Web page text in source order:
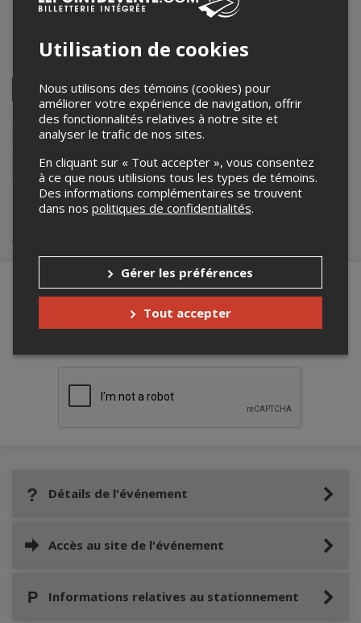
microbrasserie La Veillée
Facebook LinkedinPinterestEnvoyer
par
courriel
Lepointdevente.com agit à titre de mandataire pour
La Veilléedans le cadre de l’affichage en ligne et la vente de billets
pour ses événements.
Pour plus d’information à propos de cet événement, veuillez
contacter l’organisateur de l’événement,Microbrasserie La Veillée
alexia@microlaveillee.com.
Achat de billets
Merci de confirmer que vous n'êtes pas un
Détails de l'événement
Accès au site de l'événement
Informations relatives au stationnement
Utilisation de cookies
Nous utilisons des témoins (cookies) pour
améliorer votre expérience de navigation, offrir
des fonctionnalités relatives à notre site et
analyser le trafic de nos sites.
En cliquant sur « Tout accepter », vous consentez
à ce que nous utilisions tous les types de témoins.
Des informations complémentaires se trouvent
dans nos politiques de confidentialités.
Gérer les préférences
Tout accepter